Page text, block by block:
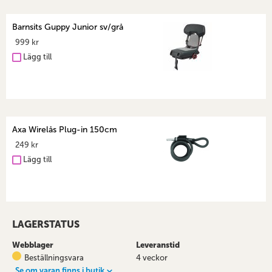
Barnsits Guppy Junior sv/grå
999 kr
Lägg till
Axa Wirelås Plug-in 150cm
249 kr
Lägg till
LAGERSTATUS
Webblager
Leveranstid
Beställningsvara
4 veckor